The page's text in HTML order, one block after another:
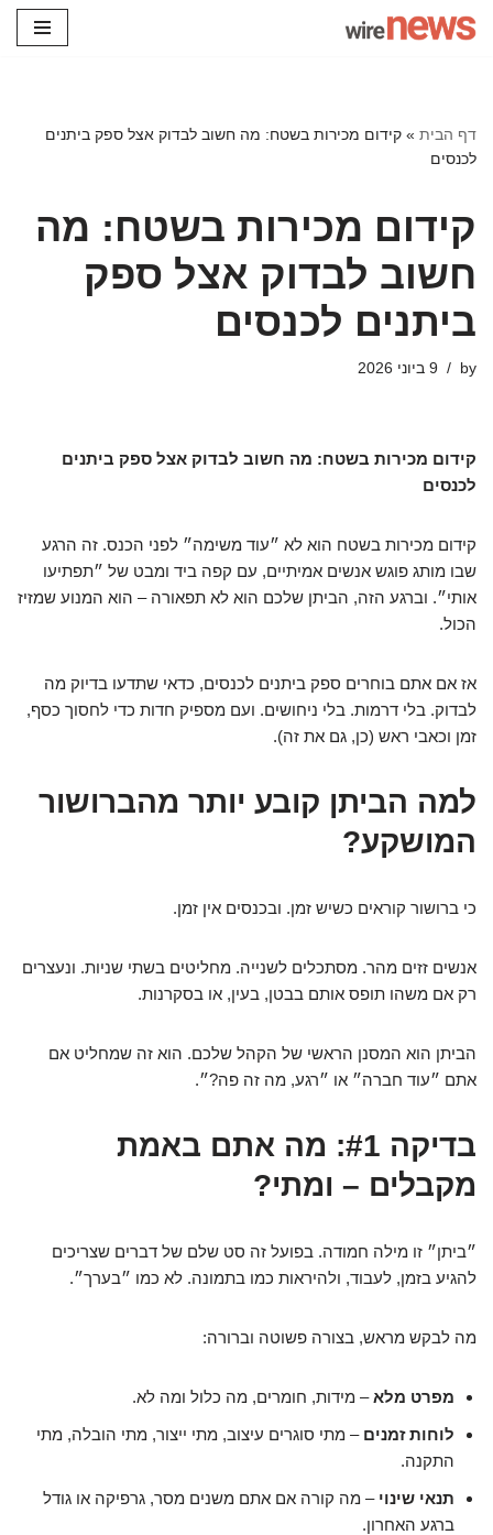
דף הבית » קידום מכירות בשטח: מה חשוב לבדוק אצל ספק ביתנים
לכנסים
קידום מכירות בשטח: מה
חשוב לבדוק אצל ספק
ביתנים לכנסים
by 9 ביוני 2026
קידום מכירות בשטח: מה חשוב לבדוק אצל ספק ביתנים
לכנסים
קידום מכירות בשטח הוא לא ״עוד משימה״ לפני הכנס. זה הרגע
שבו מותג פוגש אנשים אמיתיים, עם קפה ביד ומבט של ״תפתיעו
אותי״. וברגע הזה, הביתן שלכם הוא לא תפאורה – הוא המנוע שמזיז
הכול.
אז אם אתם בוחרים ספק ביתנים לכנסים, כדאי שתדעו בדיוק מה
לבדוק. בלי דרמות. בלי ניחושים. ועם מספיק חדות כדי לחסוך כסף,
זמן וכאבי ראש (כן, גם את זה).
למה הביתן קובע יותר מהברושור
המושקע?
כי ברושור קוראים כשיש זמן. ובכנסים אין זמן.
אנשים זזים מהר. מסתכלים לשנייה. מחליטים בשתי שניות. ונעצרים
רק אם משהו תופס אותם בבטן, בעין, או בסקרנות.
הביתן הוא המסנן הראשי של הקהל שלכם. הוא זה שמחליט אם
אתם ״עוד חברה״ או ״רגע, מה זה פה?״.
בדיקה #1: מה אתם באמת
מקבלים – ומתי?
״ביתן״ זו מילה חמודה. בפועל זה סט שלם של דברים שצריכים
להגיע בזמן, לעבוד, ולהיראות כמו בתמונה. לא כמו ״בערך״.
מה לבקש מראש, בצורה פשוטה וברורה:
מפרט מלא– מידות, חומרים, מה כלול ומה לא.
לוחות זמנים – מתי סוגרים עיצוב, מתי ייצור, מתי הובלה, מתי
התקנה.
תנאי שינוי – מה קורה אם אתם משנים מסר, גרפיקה או גודל
ברגע האחרון.